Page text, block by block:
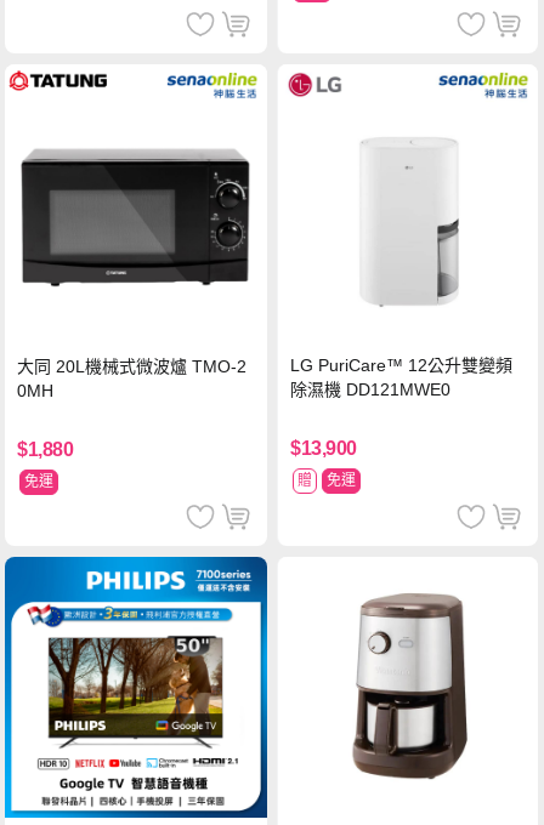
大同 20L機械式微波爐 TMO-2
0MH
$1,880
免運
LG PuriCare™ 12公升雙變頻
除濕機 DD121MWE0
$13,900
贈 免運